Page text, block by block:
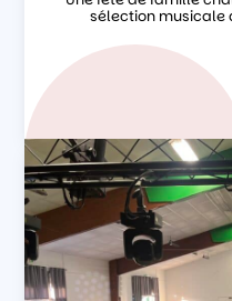
sélection musicale